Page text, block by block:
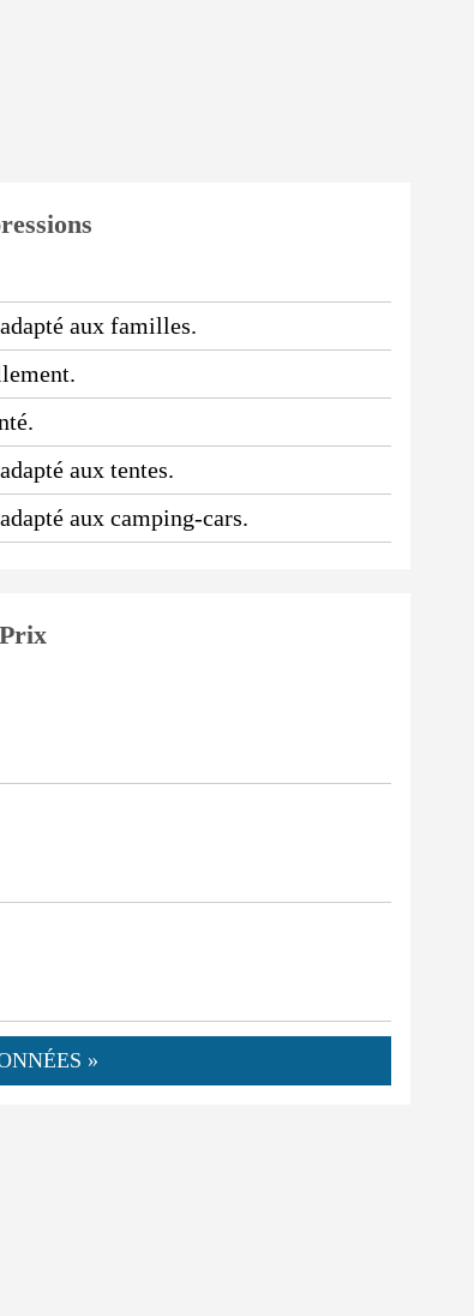
aux familles.
aux tentes.
aux camping-cars.
Prix
»